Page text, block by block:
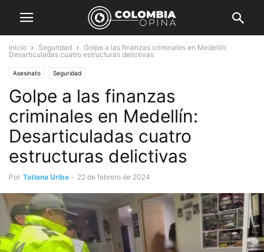
Inicio Seguridad
Golpe a las finanzas criminales en Medellín:
Desarticuladas cuatro estructuras delictivas
Asesinato Seguridad
Golpe a las finanzas
criminales en Medellín:
Desarticuladas cuatro
estructuras delictivas
Por Tatiana Uribe - 22 de febrero de 2024